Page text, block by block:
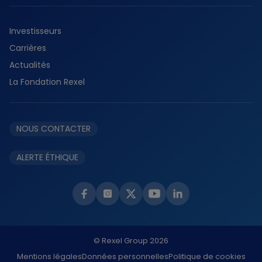
Tertiaire
Résidentiel
Services
Fournisseurs
Investisseurs
Carrières
Actualités
La Fondation Rexel
NOUS CONTACTER
ALERTE ÉTHIQUE
© Rexel Group 2026
Mentions légalesDonnées personnellesPolitique de cookies